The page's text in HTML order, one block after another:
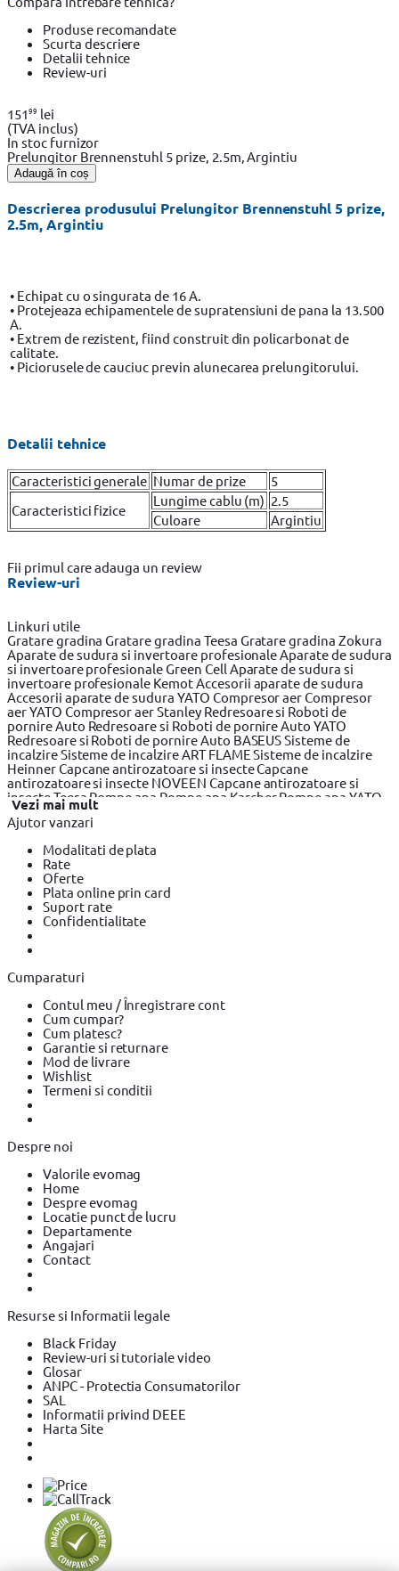
Produse recomandate
Scurta descriere
Detalii tehnice
Review-uri
15199 lei
(TVA inclus)
In stoc furnizor
Prelungitor Brennenstuhl 5 prize, 2.5m, Argintiu
Adaugă în coș
Descrierea produsului Prelungitor Brennenstuhl 5 prize,
2.5m, Argintiu
• Echipat cu o singurata de 16 A.
• Protejeaza echipamentele de supratensiuni de pana la 13.500
A.
• Extrem de rezistent, fiind construit din policarbonat de
calitate.
• Piciorusele de cauciuc previn alunecarea prelungitorului.
Detalii tehnice
Caracteristici generale Numar de prize
5
Caracteristici fizice
Lungime cablu (m) 2.5
Culoare
Argintiu
Fii primul care adauga un review
Review-uri
Linkuri utile
Gratare gradinaGratare gradina Teesa Gratare gradina Zokura
Aparate de sudura si invertoare profesionaleAparate de sudura
si invertoare profesionale Green Cell Aparate de sudura si
invertoare profesionale KemotAccesorii aparate de sudura
Accesorii aparate de sudura YATO Compresor aerCompresor
aer YATO Compresor aer Stanley Redresoare si Roboti de
pornire Auto Redresoare si Roboti de pornire Auto YATO
Redresoare si Roboti de pornire Auto BASEUSSisteme de
incalzireSisteme de incalzire ART FLAMESisteme de incalzire
HeinnerCapcane antirozatoare si insecteCapcane
antirozatoare si insecte NOVEEN Capcane antirozatoare si
insecte TeesaPompe apa Pompe apa KarcherPompe apa YATO
SeifuriSeifuri Yale
Vezi mai mult
Ajutor vanzari
Modalitati de plata
Rate
Oferte
Plata online prin card
Suport rate
Confidentialitate
Cumparaturi
Contul meu / Înregistrare cont
Cum cumpar?
Cum platesc?
Garantie si returnare
Mod de livrare
Wishlist
Termeni si conditii
Despre noi
Valorile evomag
Home
Despre evomag
Locatie punct de lucru
Departamente
Angajari
Contact
Resurse si Informatii legale
Black Friday
Review-uri si tutoriale video
Glosar
ANPC - Protectia Consumatorilor
SAL
Informatii privind DEEE
Harta Site